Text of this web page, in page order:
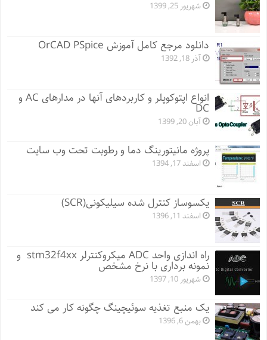
شهریور 25, 1399
دانلود مرجع کامل آموزش OrCAD PSpice
آذر 18, 1392
انواع اپتوکوپلر و کاربردهای آنها در مدارهای AC و
DC
آبان 20, 1399
پروژه مانيتورينگ دما و رطوبت تحت وب سایت
اسفند 17, 1394
یکسوساز کنترل شده سیلیکونی(SCR)
اسفند 11, 1396
راه اندازی واحد ADC میکروکنترلر stm32f4xx و
نمونه برداری با نرخ مشخص
شهریور 10, 1397
یک منبع تغذیه سوئیچینگ چگونه کار می کند
بهمن 6, 1396